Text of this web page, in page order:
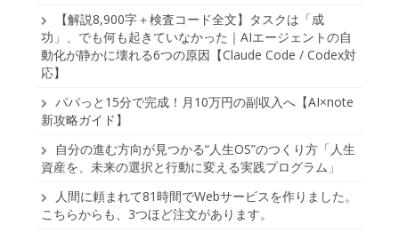
【解説8,900字＋検査コード全文】タスクは「成
功」、でも何も起きていなかった｜AIエージェントの自
動化が静かに壊れる6つの原因【Claude Code / Codex対
応】
パパっと15分で完成！月10万円の副収入へ【AI×note
新攻略ガイド】
自分の進む方向が見つかる“人生OS”のつくり方「人生
資産を、未来の選択と行動に変える実践プログラム」
人間に頼まれて81時間でWebサービスを作りました。
こちらからも、3つほど注文があります。